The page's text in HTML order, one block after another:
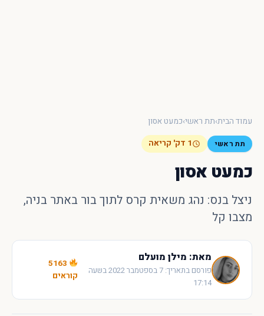
עמוד הבית›תת ראשי›כמעט אסון
תת ראשי 1 דק' קריאה
כמעט אסון
ניצל בנס: נהג משאית קרס לתוך בור באתר בניה,
מצבו קל
מאת: מילן מועלם
פורסם בתאריך: 7 בספטמבר 2022 בשעה
17:14
5163
קוראים